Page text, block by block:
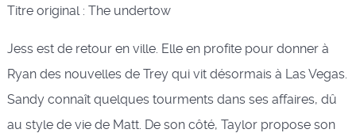
Titre original : The undertow
Jess est de retour en ville. Elle en profite pour donner à
Ryan des nouvelles de Trey qui vit désormais à Las Vegas.
Sandy connaît quelques tourments dans ses affaires, dû
au style de vie de Matt. De son côté, Taylor propose son